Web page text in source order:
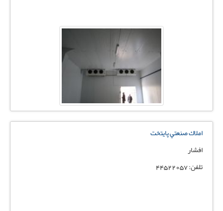
املاك صنعتي پايتخت
افشار
تلفن: 44522057